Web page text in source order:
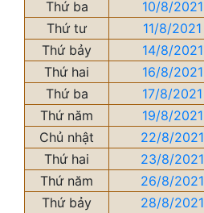
Thứ ba
10/8/2021
Thứ tư
11/8/2021
Thứ bảy
14/8/2021
Thứ hai
16/8/2021
Thứ ba
17/8/2021
Thứ năm
19/8/2021
Chủ nhật
22/8/2021
Thứ hai
23/8/2021
Thứ năm
26/8/2021
Thứ bảy
28/8/2021